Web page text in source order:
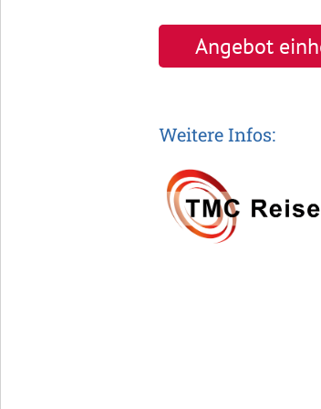
Angebot
Weitere Infos: